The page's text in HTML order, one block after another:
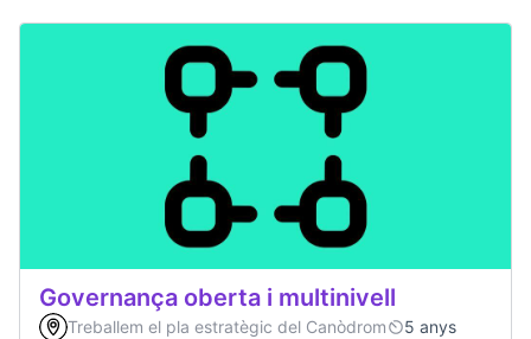
Governança oberta i multinivell
Treballem el pla estratègic del Canòdrom
5 anys